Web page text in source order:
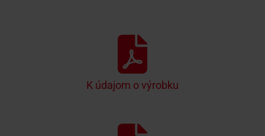
K údajom o výrobku